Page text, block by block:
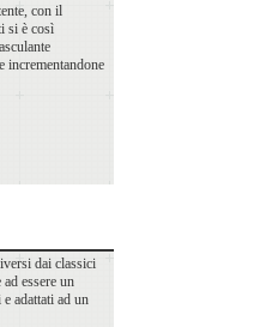
con il
si è così
incrementandone
dai classici
essere un
adattati ad un